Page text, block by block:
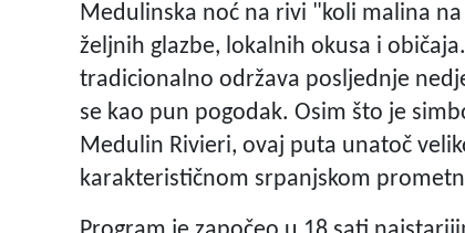
Medulinska noć na rivi "koli malina
željnih glazbe, lokalnih okusa i
tradicionalno održava posljednje
se kao pun pogodak. Osim što je
Medulin Rivieri, ovaj puta unatoč
karakterističnom srpanjskom